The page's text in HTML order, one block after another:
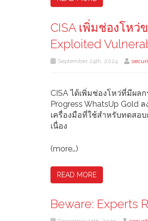
CISA เพิ่มช่องโหว่
Exploited
September 24th, 2024
CISA ได้เพิ่มช่องโหว่ที่มีผล
Progress WhatsUp Gold
เครื่องมือที่ใช้สำหรับทดสอ
เนื่อง
(more…)
READ MORE
Beware: Experts